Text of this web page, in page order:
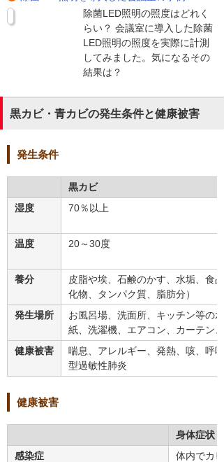
除菌LED照明の照度はどれく
らい？ 会議室に導入した除菌
LED照明の照度を実際に計測
してみました。気になるその
結果は？
黒カビ・青カビの発生条件と健康被害
発生条件
黒カビ
湿度
70％以上
温度 20～30度
養分
皮脂や埃、石鹸のかす、水垢、食品
化物、タンパク質、脂肪分）
発生場所
お風呂場、洗面所、キッチン等の水
紙、洗濯機、エアコン、カーテン、
健康被害
喘息、アレルギー、発熱、咳、呼吸
型過敏性肺炎
健康被害
身体症状
感染症
体内でカ